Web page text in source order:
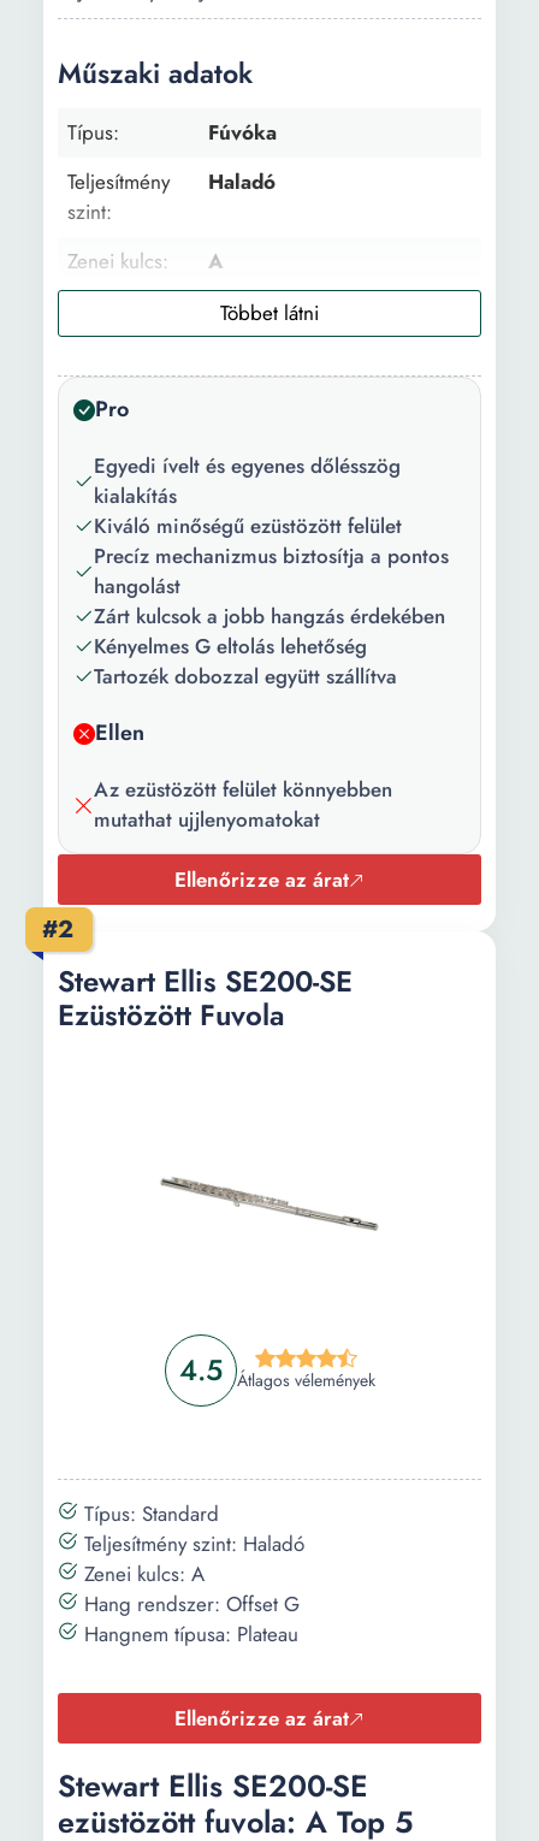
Műszaki adatok
Típus:
Fúvóka
Teljesítmény
szint:
Haladó
Zenei kulcs:
A
rendszer:
Offset G
Pro
Egyedi ívelt és egyenes dőlésszög
kialakítás
Kiváló minőségű ezüstözött felület
Precíz mechanizmus biztosítja a pontos
hangolást
Zárt kulcsok a jobb hangzás érdekében
Kényelmes G eltolás lehetőség
Tartozék dobozzal együtt szállítva
Ellen
Az ezüstözött felület könnyebben
mutathat ujjlenyomatokat
Ellenőrizze az árat
#2
4.5 Átlagos vélemények
Stewart Ellis SE200-SE
Ezüstözött Fuvola
Típus: Standard
Teljesítmény szint: Haladó
Zenei kulcs: A
Hang rendszer: Offset G
Hangnem típusa: Plateau
Ellenőrizze az árat
Stewart Ellis SE200-SE
ezüstözött fuvola: A Top 5